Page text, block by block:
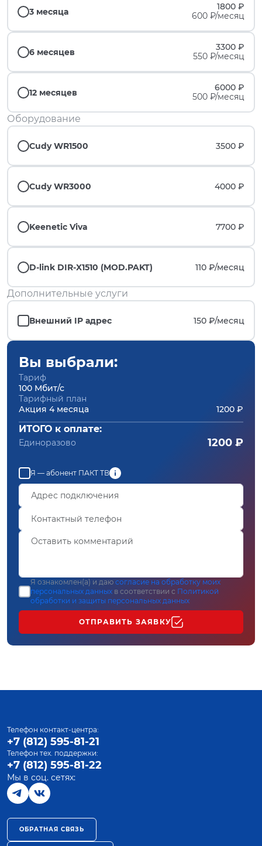
3 месяца
1800 ₽
600 ₽/месяц
6 месяцев
3300 ₽
550 ₽/месяц
12 месяцев
6000 ₽
500 ₽/месяц
Оборудование
Cudy WR1500 3500 ₽
Cudy WR3000 4000 ₽
Keenetic Viva 7700 ₽
D-link DIR-X1510 (MOD.PAKT) 110 ₽/месяц
Дополнительные услуги
Внешний IP адрес 150 ₽/месяц
Вы выбрали:
Тариф
100 Мбит/с
Тарифный план
Акция 4 месяца
1200 ₽
ИТОГО к оплате:
Единоразово 1200 ₽
Я — абонент ПАКТ ТВ
Я ознакомлен(а) и даю согласие на обработку моих
персональных данных в соответствии с Политикой
обработки и защиты персональных данных
ОТПРАВИТЬ ЗАЯВКУ
Телефон контакт-центра:
+7 (812) 595-81-21
Телефон тех. поддержки:
+7 (812) 595-81-22
Мы в соц. сетях:
ОБРАТНАЯ СВЯЗЬ